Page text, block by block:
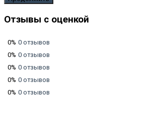
Отзывы с оценкой
0% 0 отзывов
0% 0 отзывов
0% 0 отзывов
0% 0 отзывов
0% 0 отзывов